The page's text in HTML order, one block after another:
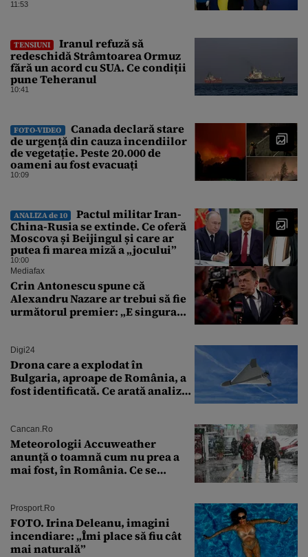
11:53
TENSIUNI
Iranul refuză să
redeschidă Strâmtoarea Ormuz
fără un acord cu SUA. Ce condiții
pune Teheranul
10:41
FOTO-VIDEO
Canada declară stare
de urgență din cauza incendiilor
de vegetație. Peste 20.000 de
oameni au fost evacuați
10:09
ANALIZA de 10
Pactul militar Iran-
China-Rusia se extinde. Ce oferă
Moscova și Beijingul și care ar
putea fi marea miză a „jocului”
10:00
Mediafax
Crin Antonescu spune că
Alexandru Nazare ar trebui să fie
următorul premier: „E singura
Digi24
Drona care a explodat în
Bulgaria, aproape de România, a
fost identificată. Ce arată analiza
Cancan.ro
Meteorologii Accuweather
anunță o toamnă cum nu prea a
mai fost, în România. Ce se
București. Pe ce dată ninge
Prosport.ro
FOTO. Irina Deleanu, imagini
incendiare: „Îmi place să fiu cât
mai naturală”